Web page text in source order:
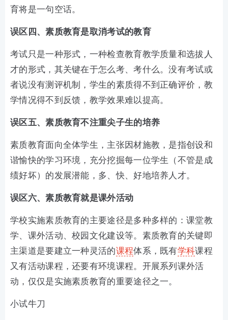
育将是一句空话。
误区四、素质教育是取消考试的教育
考试只是一种形式，一种检查教育教学质量和选拔人
才的形式，其关键在于怎么考、考什么。没有考试或
者说没有测评机制，学生的素质得不到正确评价，教
学情况得不到反馈，教学效果难以提高。
误区五、素质教育不注重尖子生的培养
素质教育面向全体学生，主张因材施教，是指创设和
谐愉快的学习环境，充分挖掘每一位学生（不管是成
绩好坏）的发展潜能，多、快、好地培养人才。
误区六、素质教育就是课外活动
学校实施素质教育的主要途径是多种多样的：课堂教
学、课外活动、校园文化建设等。素质教育的关键即
主渠道是要建立一种灵活的课程体系，既有学科课程
又有活动课程，还要有环境课程。开展系列课外活
动，仅仅是实施素质教育的重要途径之一。
小试牛刀